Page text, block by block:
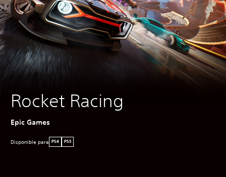
Rocket Racing
Epic Games
Disponible para PS4 PS5